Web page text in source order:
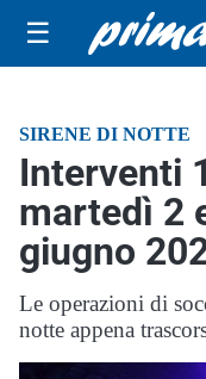
☰
SIRENE DI NOTTE
Interventi
martedì 2
giugno
Le operazioni di
notte appena